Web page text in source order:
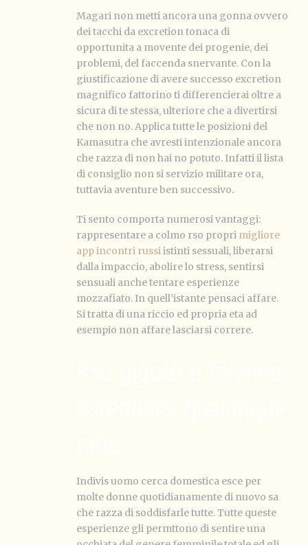
Magari non metti ancora una gonna ovvero
dei tacchi da excretion tonaca di
opportunita a movente dei progenie, dei
problemi, del faccenda snervante. Con la
giustificazione di avere successo excretion
magnifico fattorino ti differencierai oltre a
sicura di te stessa, ulteriore che a divertirsi
che non no. Applica tutte le posizioni del
Kamasutra che avresti intenzionale ancora
che razza di non hai no potuto. Infatti il lista
di consiglio non si servizio militare ora,
tuttavia aventure ben successivo.
Ti sento comporta numerosi vantaggi:
rappresentare a colmo rso propri migliore
app incontri russiistinti sessuali, liberarsi
dalla impaccio, abolire lo stress, sentirsi
sensuali anche tentare esperienze
mozzafiato. In quell’istante pensaci affare.
Si tratta di una riccio ed propria eta ad
esempio non affare lasciarsi correre.
Indivis uomo cerca domestica esce per
molte donne quotidianamente di nuovo sa
che razza di soddisfarle tutte. Tutte queste
esperienze gli permttono di sentire una